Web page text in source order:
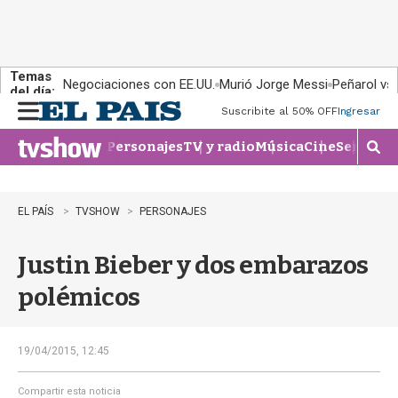
Temas
del día: Negociaciones con EE.UU. Murió Jorge Messi Peñarol
n
u
Suscribite al 50% OFFIngresar
PersonajesTV y radioMúsicaCineSeries
M
o
e
EL PAÍS TVSHOW PERSONAJES
Justin Bieber y dos embarazos
polémicos
19/04/2015, 12:45
Compartir esta noticia